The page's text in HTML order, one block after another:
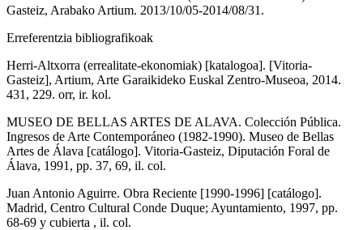
Gasteiz, Arabako Artium. 2013/10/05-2014/08/31.
Erreferentzia bibliografikoak
Herri-Altxorra (errealitate-ekonomiak) [katalogoa]. [Vitoria-
Gasteiz], Artium, Arte Garaikideko Euskal Zentro-Museoa, 2014.
431, 229. orr, ir. kol.
MUSEO DE BELLAS ARTES DE ALAVA. Colección Pública.
Ingresos de Arte Contemporáneo (1982-1990). Museo de Bellas
Artes de Álava [catálogo]. Vitoria-Gasteiz, Diputación Foral de
Álava, 1991, pp. 37, 69, il. col.
Juan Antonio Aguirre. Obra Reciente [1990-1996] [catálogo].
Madrid, Centro Cultural Conde Duque; Ayuntamiento, 1997, pp.
68-69 y cubierta , il. col.